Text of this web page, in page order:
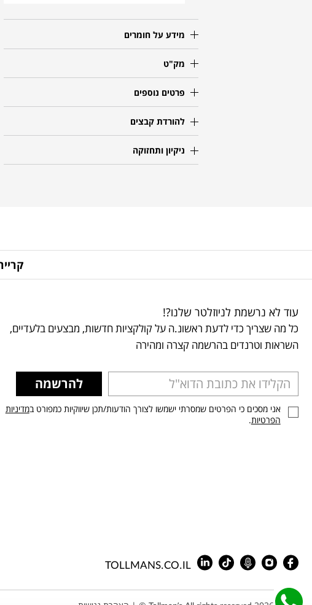
מידע על חומרים
מק"ט
פרטים נוספים
להורדת קבצים
ניקיון ותחזוקה
עוד לא נרשמת לניוזלטר שלנו?!
כל מה שצריך כדי לדעת ראשונ.ה על קולקציות חדשות, מבצעים בלעדיים,
השראות וטרנדים בהרשמה קצרה ומהירה
להרשמה
אני מסכים כי הפרטים שמסרתי ישמשו לצורך הודעות/תכן שיווקיות כמפורט במדיניות
הפרטיות.
TOLLMANS.CO.IL